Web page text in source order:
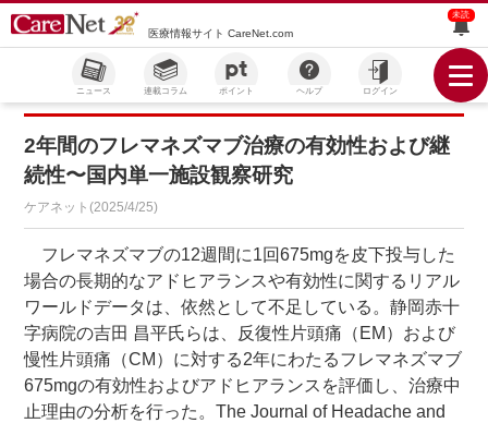
医療情報サイト CareNet.com
未読
ニュース 連載コラム ポイント ヘルプ ログイン
2年間のフレマネズマブ治療の有効性および継
続性〜国内単一施設観察研究
ケアネット(2025/4/25)
フレマネズマブの12週間に1回675mgを皮下投与した
場合の長期的なアドヒアランスや有効性に関するリアル
ワールドデータは、依然として不足している。静岡赤十
字病院の吉田 昌平氏らは、反復性片頭痛（EM）および
慢性片頭痛（CM）に対する2年にわたるフレマネズマブ
675mgの有効性およびアドヒアランスを評価し、治療中
止理由の分析を行った。The Journal of Headache and